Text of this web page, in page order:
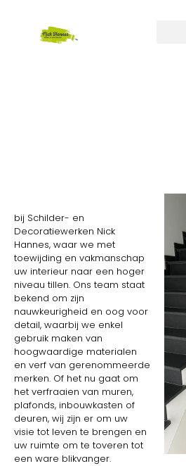
bij Schilder- en
Decoratiewerken Nick
Hannes, waar we met
toewijding en vakmanschap
uw interieur naar een hoger
niveau tillen. Ons team staat
bekend om zijn
nauwkeurigheid en oog voor
detail, waarbij we enkel
gebruik maken van
hoogwaardige materialen
en verf van gerenommeerde
merken. Of het nu gaat om
het verfraaien van muren,
plafonds, inbouwkasten of
deuren, wij zijn er om uw
visie tot leven te brengen en
uw ruimte om te toveren tot
een ware blikvanger.